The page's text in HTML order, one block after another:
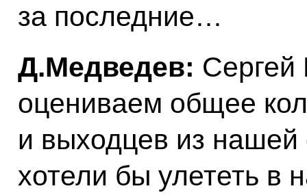
за последние…
Д.Медведев: Сергей
оцениваем общее
и выходцев из нашей
хотели бы улететь в